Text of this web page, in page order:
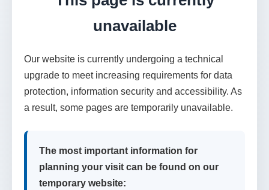
unavailable
Our website is currently undergoing a technical
upgrade to meet increasing requirements for data
protection, information security and accessibility. As
a result, some pages are temporarily unavailable.
The most important information for
planning your visit can be found on our
temporary website: